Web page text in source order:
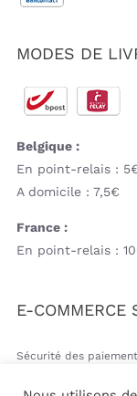
MODES DE
Belgique :
En point-relais :
A domicile : 7,5€
France :
En point-relais :
E-COMMERCE
Sécurité des